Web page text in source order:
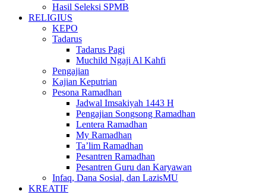
Hasil Seleksi SPMB
RELIGIUS
KEPO
Tadarus
Tadarus Pagi
Muchild Ngaji Al Kahfi
Pengajian
Kajian Keputrian
Pesona Ramadhan
Jadwal Imsakiyah 1443 H
Pengajian Songsong Ramadhan
Lentera Ramadhan
My Ramadhan
Ta’lim Ramadhan
Pesantren Ramadhan
Pesantren Guru dan Karyawan
Infaq, Dana Sosial, dan LazisMU
KREATIF